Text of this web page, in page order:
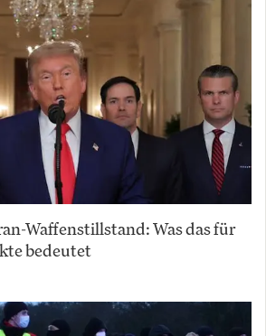
Waffenstillstand: Was das für
bedeutet